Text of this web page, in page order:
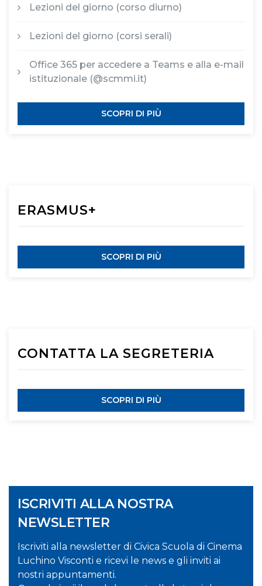
Lezioni del giorno (corso diurno)
Lezioni del giorno (corsi serali)
Office 365 per accedere a Teams e alla e-mail
istituzionale (@scmmi.it)
SCOPRI DI PIÙ
ERASMUS+
SCOPRI DI PIÙ
CONTATTA LA SEGRETERIA
SCOPRI DI PIÙ
ISCRIVITI ALLA NOSTRA
NEWSLETTER
Iscriviti alla newsletter di Civica Scuola di Cinema
Luchino Visconti e ricevi le news e gli inviti ai
nostri appuntamenti.